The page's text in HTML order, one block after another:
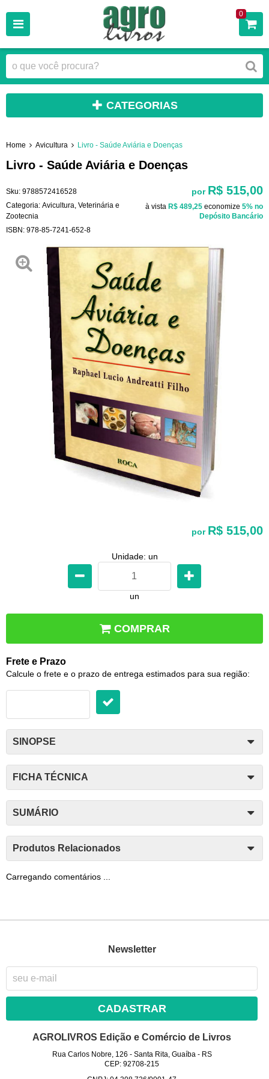
0
CATEGORIAS
Home Avicultura Livro - Saúde Aviária e Doenças
Livro - Saúde Aviária e Doenças
Sku: 9788572416528
Categoria: Avicultura Veterinária e
Zootecnia
ISBN: 978-85-7241-652-8
por R$ 515,00
à vista R$ 489,25 economize 5% no
Depósito Bancário
por R$ 515,00
Unidade: un
un
COMPRAR
Frete e Prazo
Calcule o frete e o prazo de entrega estimados para sua região:
SINOPSE
FICHA TÉCNICA
SUMÁRIO
Produtos Relacionados
Carregando comentários ...
Newsletter
CADASTRAR
AGROLIVROS Edição e Comércio de Livros
Rua Carlos Nobre, 126 - Santa Rita, Guaíba- RS
CEP: 92708-215